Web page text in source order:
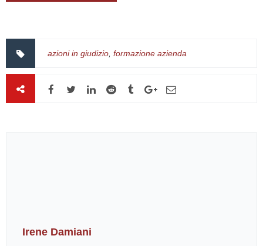
azioni in giudizio formazione azienda
Irene Damiani